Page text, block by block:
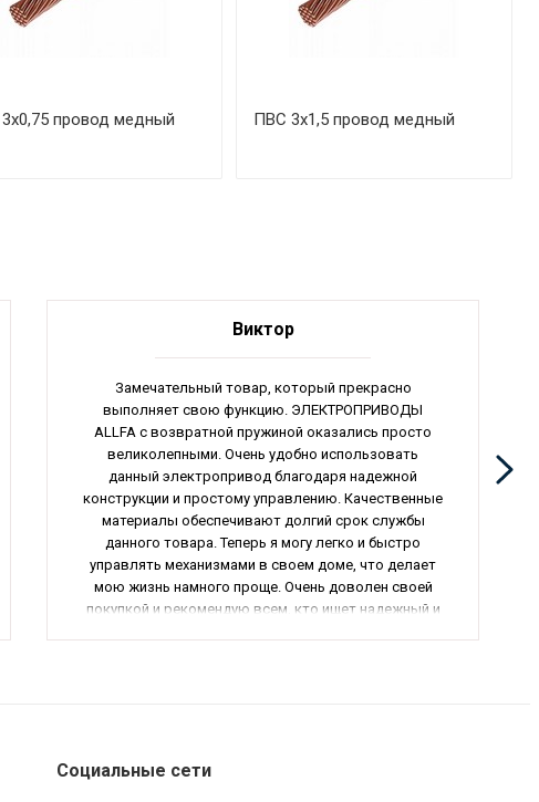
провод медный ПВС 3х1,5 провод медный
Виктор
Замечательный товар, который прекрасно
выполняет свою функцию. ЭЛЕКТРОПРИВОДЫ
ALLFA с возвратной пружиной оказались просто
великолепными. Очень удобно использовать
данный электропривод благодаря надежной
конструкции и простому управлению. Качественные
материалы обеспечивают долгий срок службы
данного товара. Теперь я могу легко и быстро
управлять механизмами в своем доме, что делает
мою жизнь намного проще. Очень доволен своей
покупкой и рекомендую всем, кто ищет надежный и
Социальные сети